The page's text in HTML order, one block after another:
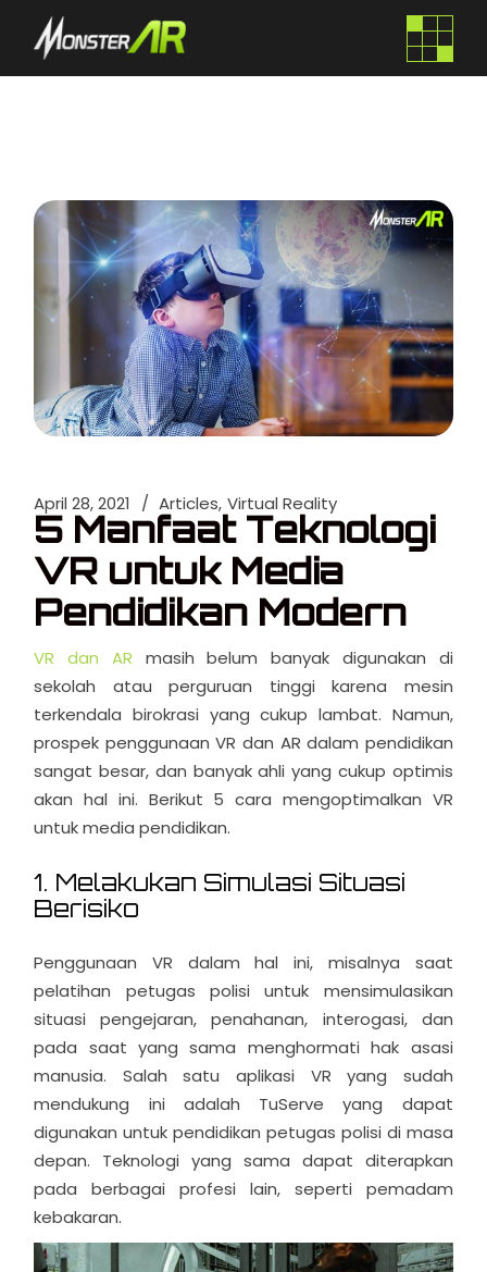
April 28, 2021 Articles Virtual Reality
5 Manfaat Teknologi
VR untuk Media
Pendidikan Modern
VR dan AR masih belum banyak digunakan di
sekolah atau perguruan tinggi karena mesin
terkendala birokrasi yang cukup lambat. Namun,
prospek penggunaan VR dan AR dalam pendidikan
sangat besar, dan banyak ahli yang cukup optimis
akan hal ini. Berikut 5 cara mengoptimalkan VR
untuk media pendidikan.
1. Melakukan Simulasi Situasi
Berisiko
Penggunaan VR dalam hal ini, misalnya saat
pelatihan petugas polisi untuk mensimulasikan
situasi pengejaran, penahanan, interogasi, dan
pada saat yang sama menghormati hak asasi
manusia. Salah satu aplikasi VR yang sudah
mendukung ini adalah TuServe yang dapat
digunakan untuk pendidikan petugas polisi di masa
depan. Teknologi yang sama dapat diterapkan
pada berbagai profesi lain, seperti pemadam
kebakaran.